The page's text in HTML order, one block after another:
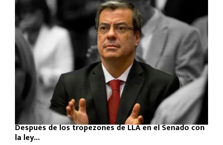
Después de los tropezones de LLA en el Senado con
la ley...